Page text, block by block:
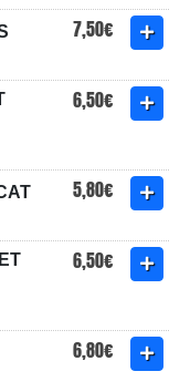
7,50€
6,50€
5,80€
6,50€
6,80€